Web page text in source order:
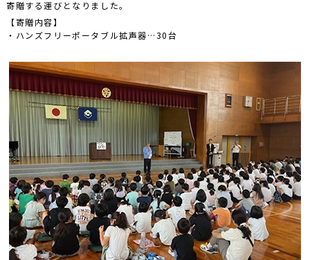
寄贈する運びとなりました。
【寄贈内容】
・ハンズフリーポータブル拡声器…30台